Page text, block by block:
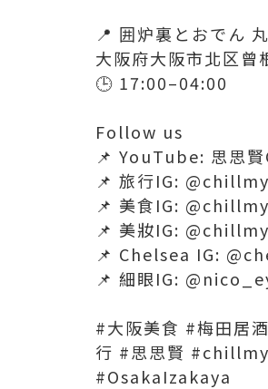
📍 囲炉裏とおでん
大阪府大阪市北区
🕒 17:00–04:00
Follow us
📌 YouTube: 思思
📌 旅行IG:
📌 美食IG:
📌 美妝IG:
📌 Chelsea IG:
📌 細眼IG:
#大阪美食 #梅田居
行 #思思賢
#OsakaIzakaya